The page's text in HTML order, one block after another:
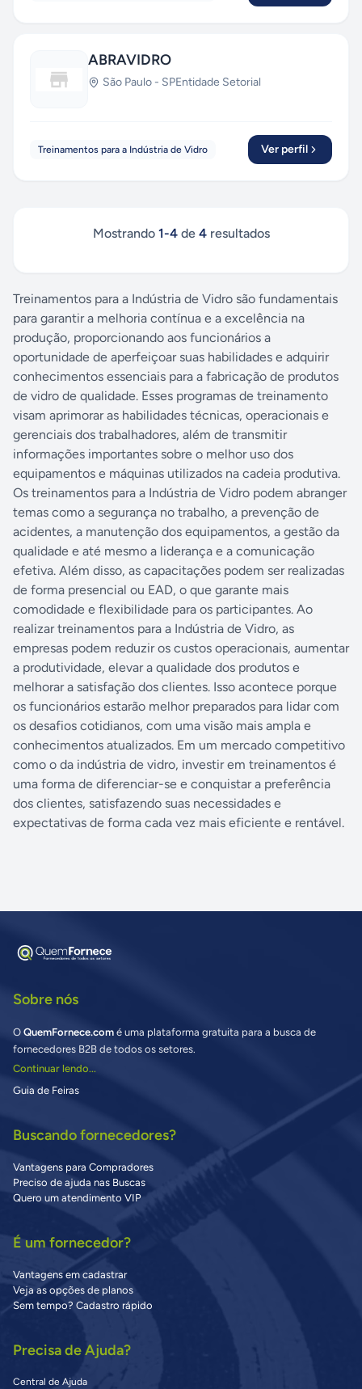
ABRAVIDRO
São Paulo - SPEntidade Setorial
Treinamentos para a Indústria de Vidro Ver perfil
Mostrando 1-4de 4resultados
Treinamentos para a Indústria de Vidro são fundamentais
para garantir a melhoria contínua e a excelência na
produção, proporcionando aos funcionários a
oportunidade de aperfeiçoar suas habilidades e adquirir
conhecimentos essenciais para a fabricação de produtos
de vidro de qualidade. Esses programas de treinamento
visam aprimorar as habilidades técnicas, operacionais e
gerenciais dos trabalhadores, além de transmitir
informações importantes sobre o melhor uso dos
equipamentos e máquinas utilizados na cadeia produtiva.
Os treinamentos para a Indústria de Vidro podem abranger
temas como a segurança no trabalho, a prevenção de
acidentes, a manutenção dos equipamentos, a gestão da
qualidade e até mesmo a liderança e a comunicação
efetiva. Além disso, as capacitações podem ser realizadas
de forma presencial ou EAD, o que garante mais
comodidade e flexibilidade para os participantes. Ao
realizar treinamentos para a Indústria de Vidro, as
empresas podem reduzir os custos operacionais, aumentar
a produtividade, elevar a qualidade dos produtos e
melhorar a satisfação dos clientes. Isso acontece porque
os funcionários estarão melhor preparados para lidar com
os desafios cotidianos, com uma visão mais ampla e
conhecimentos atualizados. Em um mercado competitivo
como o da indústria de vidro, investir em treinamentos é
uma forma de diferenciar-se e conquistar a preferência
dos clientes, satisfazendo suas necessidades e
expectativas de forma cada vez mais eficiente e rentável.
Sobre nós
O QuemFornece.com é uma plataforma gratuita para a busca de
fornecedores B2B de todos os setores.
Continuar lendo...
Guia de Feiras
Buscando fornecedores?
Vantagens para Compradores
Preciso de ajuda nas Buscas
Quero um atendimento VIP
É um fornecedor?
Vantagens em cadastrar
Veja as opções de planos
Sem tempo? Cadastro rápido
Precisa de Ajuda?
Central de Ajuda